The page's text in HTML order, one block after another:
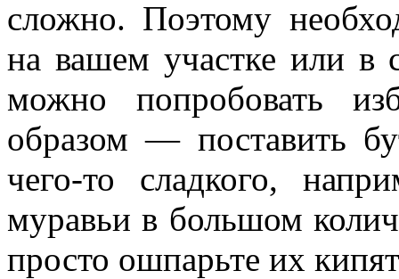
сложно. Поэтому
на вашем участке или в
можно попробовать
образом — поставить
чего-то сладкого,
муравьи в большом
просто ошпарьте их